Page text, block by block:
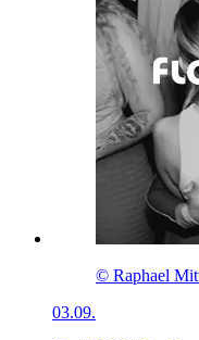
© Raphael
03.09.